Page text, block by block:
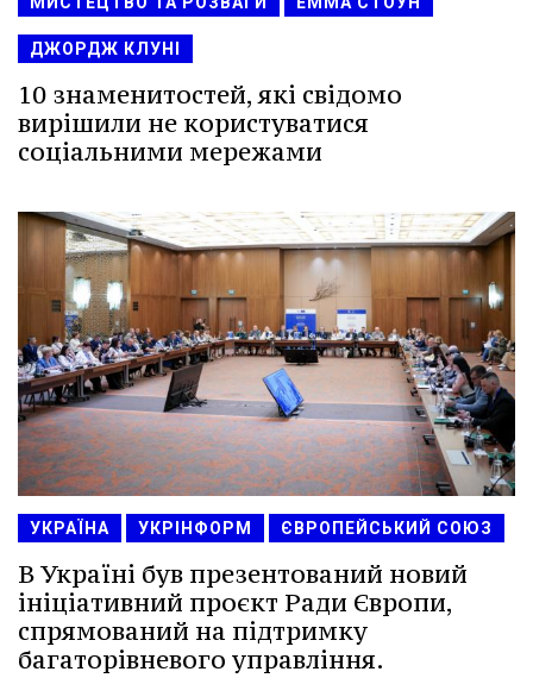
ДЖОРДЖ КЛУНІ
10 знаменитостей, які свідомо
вирішили не користуватися
соціальними мережами
УКРАЇНА УКРІНФОРМ ЄВРОПЕЙСЬКИЙ СОЮЗ
В Україні був презентований новий
ініціативний проєкт Ради Європи,
спрямований на підтримку
багаторівневого управління.